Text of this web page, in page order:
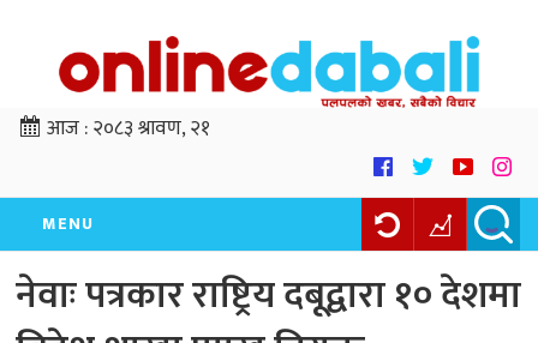
आज :२०८३ श्रावण, २१
MENU
नेवाः पत्रकार राष्ट्रिय दबूद्वारा १० देशमा